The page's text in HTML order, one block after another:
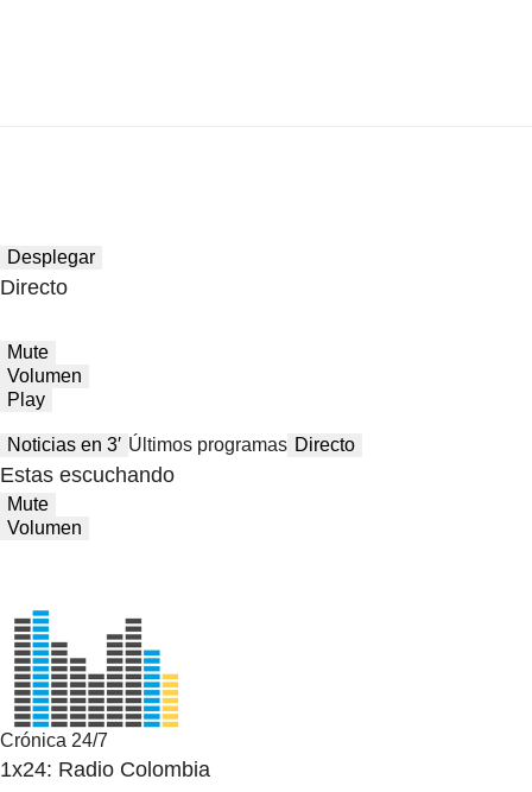
Desplegar
Directo
Mute
Volumen
Play
Noticias en 3′ Últimos programas Directo
Estas escuchando
Mute
Volumen
Crónica 24/7
1x24: Radio Colombia